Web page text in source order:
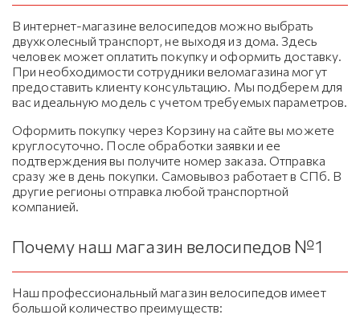
В интернет-магазине велосипедов можно выбрать
двухколесный транспорт, не выходя из дома. Здесь
человек может оплатить покупку и оформить доставку.
При необходимости сотрудники веломагазина могут
предоставить клиенту консультацию. Мы подберем для
вас идеальную модель с учетом требуемых параметров.
Оформить покупку через Корзину на сайте вы можете
круглосуточно. После обработки заявки и ее
подтверждения вы получите номер заказа. Отправка
сразу же в день покупки. Самовывоз работает в СПб. В
другие регионы отправка любой транспортной
компанией.
Почему наш магазин велосипедов №1
Наш профессиональный магазин велосипедов имеет
большой количество преимуществ: